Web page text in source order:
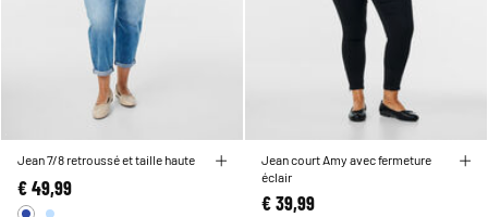
Jean 7/8 retroussé et taille haute
€ 49,99
Jean court Amy avec fermeture
éclair
€ 39,99